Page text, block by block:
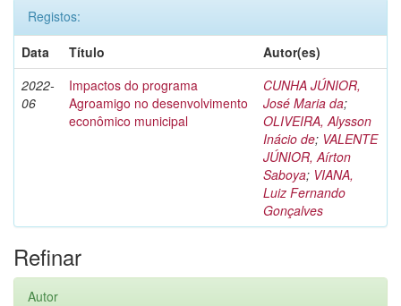
Registos:
Data
Título
Autor(es)
2022-
06
Impactos do programa
Agroamigo no desenvolvimento
econômico municipal
CUNHA JÚNIOR,
José Maria da;
OLIVEIRA, Alysson
Inácio de; VALENTE
JÚNIOR, Aírton
Saboya; VIANA,
Luiz Fernando
Gonçalves
Refinar
Autor